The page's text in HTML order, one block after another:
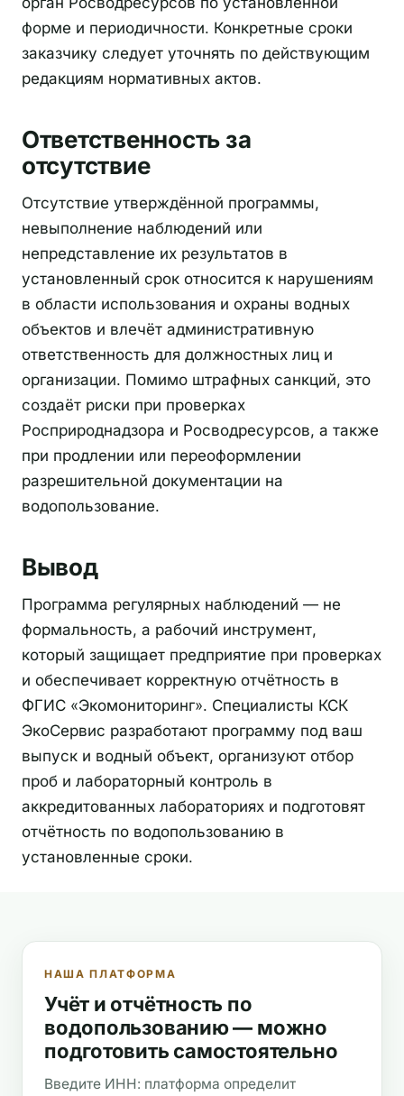
форме и периодичности. Конкретные сроки
заказчику следует уточнять по действующим
редакциям нормативных актов.
Ответственность за
отсутствие
Отсутствие утверждённой программы,
невыполнение наблюдений или
непредставление их результатов в
установленный срок относится к нарушениям
в области использования и охраны водных
объектов и влечёт административную
ответственность для должностных лиц и
организации. Помимо штрафных санкций, это
создаёт риски при проверках
Росприроднадзора и Росводресурсов, а также
при продлении или переоформлении
разрешительной документации на
водопользование.
Вывод
Программа регулярных наблюдений — не
формальность, а рабочий инструмент,
который защищает предприятие при проверках
и обеспечивает корректную отчётность в
ФГИС «Экомониторинг». Специалисты КСК
ЭкоСервис разработают программу под ваш
выпуск и водный объект, организуют отбор
проб и лабораторный контроль в
аккредитованных лабораториях и подготовят
отчётность по водопользованию в
установленные сроки.
НАША ПЛАТФОРМА
Учёт и отчётность по
водопользованию — можно
подготовить самостоятельно
Введите ИНН: платформа определит